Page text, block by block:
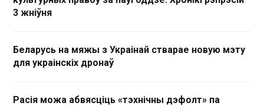
3 жніўня
Беларусь на мяжы з Украінай стварае новую мэту
для украінскіх дронаў
Расія можа абвясціць «тэхнічны дэфолт» па